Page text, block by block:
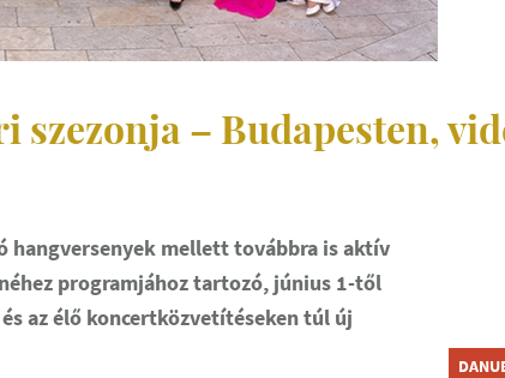
– Budapesten,
hangversenyek mellett továbbra is aktív
programjához tartozó, június 1-től
az élő koncertközvetítéseken túl új